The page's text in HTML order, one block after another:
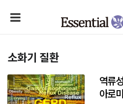
소화기 질환
역류
아로